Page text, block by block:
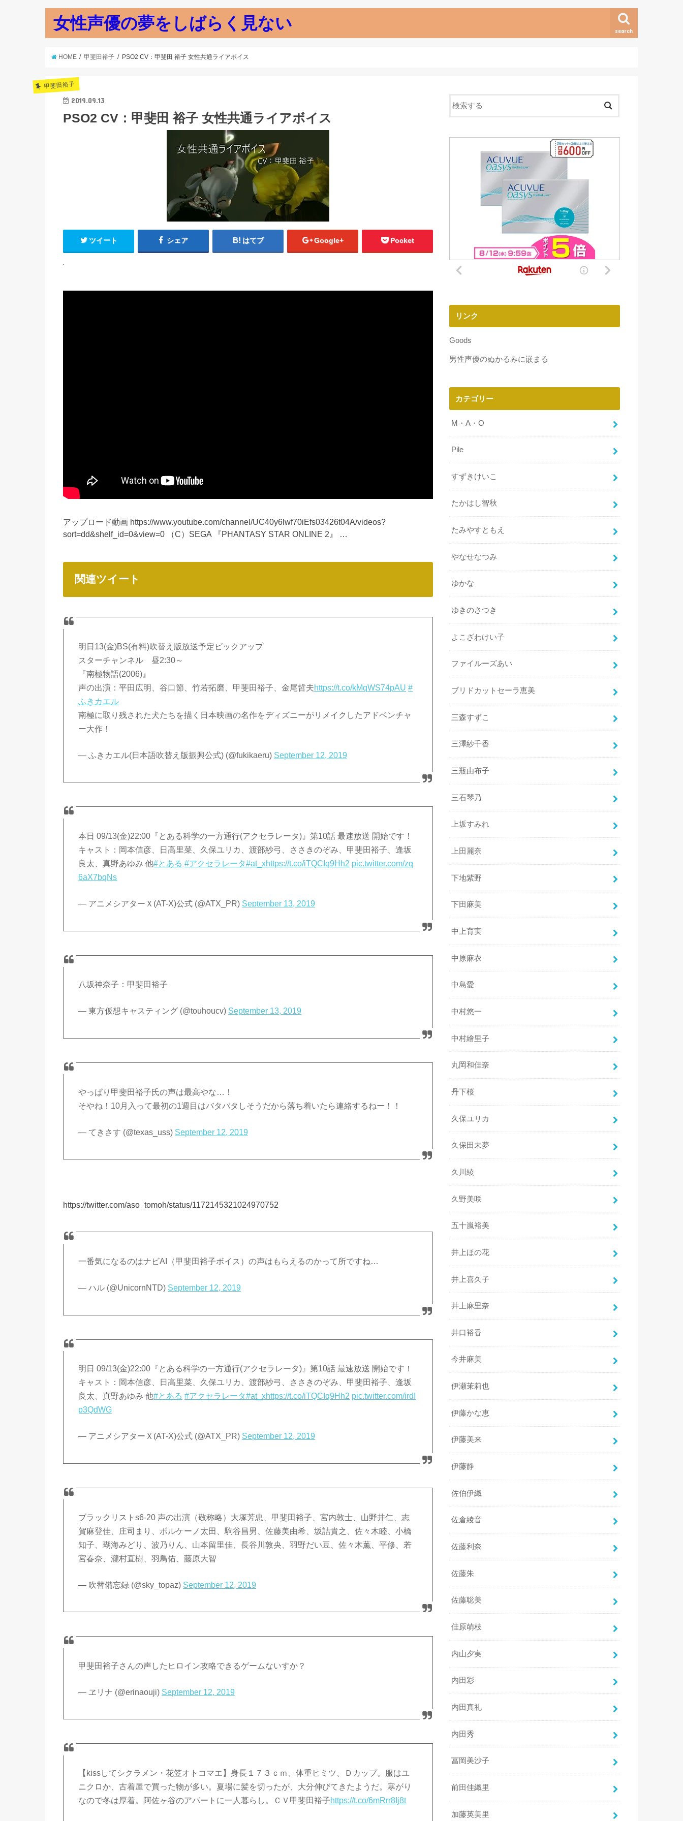
女性声優の夢をしばらく見ない search
HOME 甲斐田裕子 PSO2 CV：甲斐田 裕子 女性共通ライアボイス
甲斐田裕子
2019.09.13
PSO2 CV：甲斐田 裕子 女性共通ライアボイス
ツイート シェア はてブ Google+ Pocket
アップロード動画 https://www.youtube.com/channel/UC40y6lwf70iEfs03426t04A/videos?
sort=dd&shelf_id=0&view=0 （C）SEGA 『PHANTASY STAR ONLINE 2』 …
関連ツイート
明日13(金)BS(有料)吹替え版放送予定ピックアップ
スターチャンネル 昼2:30～
『南極物語(2006)』
声の出演：平田広明、谷口節、竹若拓磨、甲斐田裕子、金尾哲夫https://t.co/kMqWS74pAU #
ふきカエル
南極に取り残された犬たちを描く日本映画の名作をディズニーがリメイクしたアドベンチャ
ー大作！
— ふきカエル(日本語吹替え版振興公式) (@fukikaeru) September 12, 2019
本日 09/13(金)22:00『とある科学の一方通行(アクセラレータ)』第10話 最速放送 開始です！
キャスト：岡本信彦、日高里菜、久保ユリカ、渡部紗弓、ささきのぞみ、甲斐田裕子、逢坂
良太、真野あゆみ 他#とある #アクセラレータ#at_xhttps://t.co/iTQCIq9Hh2 pic.twitter.com/zq
6aX7bqNs
— アニメシアターＸ(AT-X)公式 (@ATX_PR) September 13, 2019
八坂神奈子：甲斐田裕子
— 東方仮想キャスティング (@touhoucv) September 13, 2019
やっぱり甲斐田裕子氏の声は最高やな…！
そやね！10月入って最初の1週目はバタバタしそうだから落ち着いたら連絡するねー！！
— てきさす (@texas_uss) September 12, 2019
https://twitter.com/aso_tomoh/status/1172145321024970752
一番気になるのはナビAI（甲斐田裕子ボイス）の声はもらえるのかって所ですね…
— ハル (@UnicornNTD) September 12, 2019
明日 09/13(金)22:00『とある科学の一方通行(アクセラレータ)』第10話 最速放送 開始です！
キャスト：岡本信彦、日高里菜、久保ユリカ、渡部紗弓、ささきのぞみ、甲斐田裕子、逢坂
良太、真野あゆみ 他#とある #アクセラレータ#at_xhttps://t.co/iTQCIq9Hh2 pic.twitter.com/irdI
p3QdWG
— アニメシアターＸ(AT-X)公式 (@ATX_PR) September 12, 2019
ブラックリストs6-20 声の出演（敬称略）大塚芳忠、甲斐田裕子、宮内敦士、山野井仁、志
賀麻登佳、庄司まり、ボルケーノ太田、駒谷昌男、佐藤美由希、坂詰貴之、佐々木睦、小橋
知子、瑚海みどり、波乃りん、山本留里佳、長谷川敦央、羽野だい豆、佐々木薫、平修、若
宮春奈、瀧村直樹、羽鳥佑、藤原大智
— 吹替備忘録 (@sky_topaz) September 12, 2019
甲斐田裕子さんの声したヒロイン攻略できるゲームないすか？
— ヱリナ (@erinaouji) September 12, 2019
【kissしてシクラメン・花笠オトコマエ】身長１７３ｃｍ、体重ヒミツ、Ｄカップ。服はユ
ニクロか、古着屋で買った物が多い。夏場に髪を切ったが、大分伸びてきたようだ。寒がり
なので冬は厚着。阿佐ヶ谷のアパートに一人暮らし。ＣＶ甲斐田裕子https://t.co/6mRrr8Ij8t
リンク
Goods
男性声優のぬかるみに嵌まる
カテゴリー
M・A・O
Pile
すずきけいこ
たかはし智秋
たみやすともえ
やなせなつみ
ゆかな
ゆきのさつき
よこざわけい子
ファイルーズあい
ブリドカットセーラ恵美
三森すずこ
三澤紗千香
三瓶由布子
三石琴乃
上坂すみれ
上田麗奈
下地紫野
下田麻美
中上育実
中原麻衣
中島愛
中村悠一
中村繪里子
丸岡和佳奈
丹下桜
久保ユリカ
久保田未夢
久川綾
久野美咲
五十嵐裕美
井上ほの花
井上喜久子
井上麻里奈
井口裕香
今井麻美
伊瀬茉莉也
伊藤かな恵
伊藤美来
伊藤静
佐伯伊織
佐倉綾音
佐藤利奈
佐藤朱
佐藤聡美
佳原萌枝
内山夕実
内田彩
内田真礼
内田秀
冨岡美沙子
前田佳織里
加藤英美里